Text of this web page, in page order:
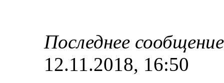
Последнее
12.11.2018, 16:50